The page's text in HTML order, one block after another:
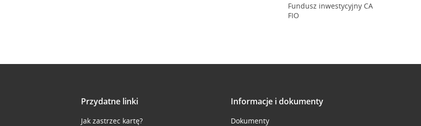
Fundusz inwestycyjny CA
FIO
Przydatne linki
Jak zastrzec kartę?
Informacje i dokumenty
Dokumenty